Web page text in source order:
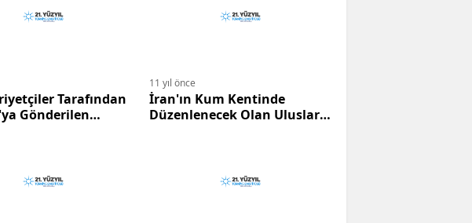
Tarafından
11 yıl önce
İran'ın Kum Kentinde
Düzenlenecek Olan Uluslar